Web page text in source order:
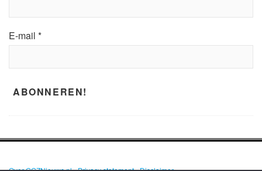
E-mail *